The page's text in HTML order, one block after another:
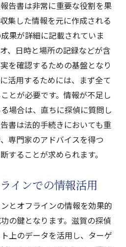
告書は非常に重要な役割を果
集した情報を元に作成される
果が詳細に記載されていま
、日時と場所の記録などが含
を確認するための基盤となり
活用するためには、まず全て
とが必要です。情報が不足し
場合は、直ちに探偵に質問し
書は法的手続きにおいても重
専門家のアドバイスを得つ
することが求められます。
インでの情報活用
とオフラインの情報を効果的
の鍵となります。滋賀の探偵
上のデータを活用し、ターゲ